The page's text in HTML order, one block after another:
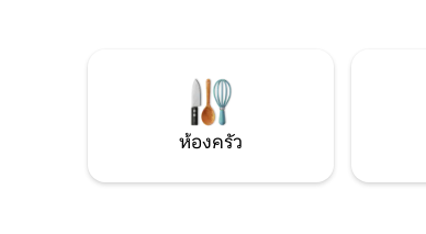
สำหรับการพักผ่อนสุดโรแมนติกหรือการ
พักผ่อนแบบครอบครัว
ห้องครัว